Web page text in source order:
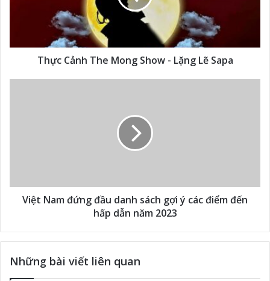
Thực Cảnh The Mong Show - Lặng Lẽ Sapa
Việt Nam đứng đầu danh sách gợi ý các điểm đến
hấp dẫn năm 2023
Những bài viết liên quan